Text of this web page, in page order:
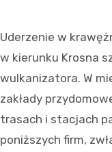
Uderzenie w
w kierunku Krosna
wulkanizatora. W
zakłady
trasach i stacjach
poniższych firm,